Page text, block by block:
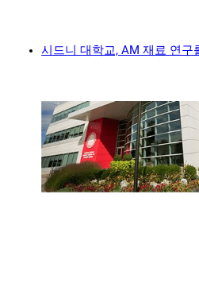
시드니 대학교, AM 재료 연구